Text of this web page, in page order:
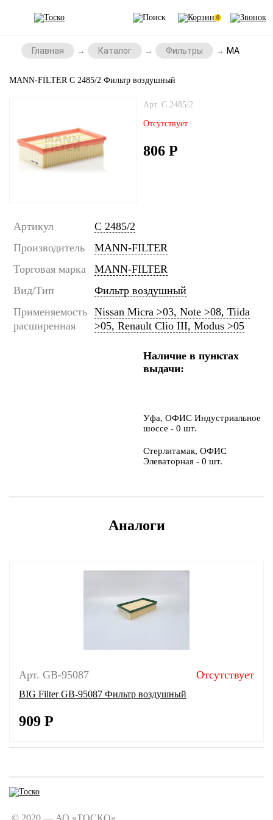
0
Главная Каталог Фильтры MANN-
MANN-FILTER C 2485/2 Фильтр воздушный
Арт. C 2485/2
Отсутствует
806 Р
Артикул
C 2485/2
Производитель
MANN-FILTER
Торговая марка
MANN-FILTER
Вид/Тип
Фильтр воздушный
Применяемость
расширенная
Nissan Micra >03, Note >08, Tiida
>05, Renault Clio III, Modus >05
Наличие в пунктах
выдачи:
Уфа, ОФИС Индустриальное
шоссе - 0 шт.
Стерлитамак, ОФИС
Элеваторная - 0 шт.
Аналоги
Арт. GB-95087 Отсутствует
BIG Filter GB-95087 Фильтр воздушный
909 Р